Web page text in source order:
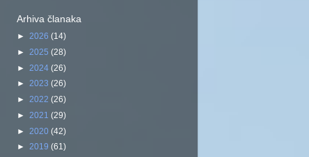
Arhiva članaka
► 2026 (14)
► 2025 (28)
► 2024 (26)
► 2023 (26)
► 2022 (26)
► 2021 (29)
► 2020 (42)
► 2019 (61)